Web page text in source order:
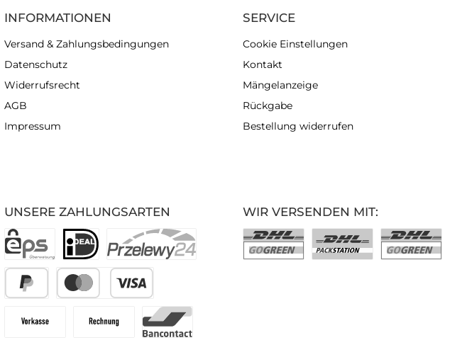
UNSERE ZAHLUNGSARTEN
INFORMATIONEN
Versand & Zahlungsbedingungen
Datenschutz
Widerrufsrecht
AGB
Impressum
SERVICE
Cookie Einstellungen
Kontakt
Mängelanzeige
Rückgabe
Bestellung widerrufen
WIR VERSENDEN MIT: